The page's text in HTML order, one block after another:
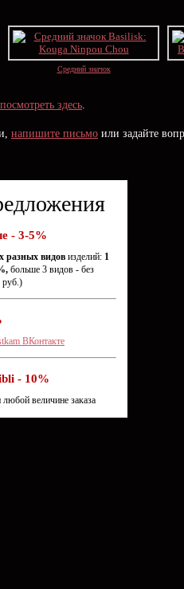
Средний значок
посмотреть здесь.
напишите письмо или задайте
- 3-5%
разных видов изделий: 1
больше 3 видов - без
руб.)
ВКонтакте
- 10%
величине заказа